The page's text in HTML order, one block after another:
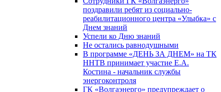
поздравили ребят из социально-
реабилитационного центра «Улыбка» с
Днем знаний
Успели ко Дню знаний
Не остались равнодушными
В программе «ДЕНЬ ЗА ДНЕМ» на ТК
ННТВ принимает участие Е.А.
Костина - начальник службы
энергоконтроля
ГК «Волгаэнерго» предупреждает о